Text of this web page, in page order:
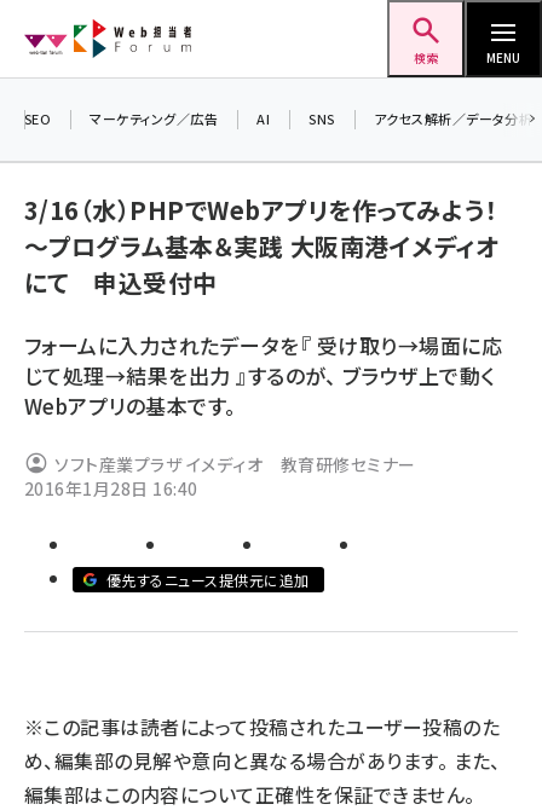
ン
検索 MENU
seo (3516)
youtube (2420)
note (2308)
セミナー (2296)
z世代 (1617)
meo (1274)
llmo (1155)
SEO マーケティング／広告 AI SNS アクセス解析／データ分析
3/16（水）PHPでWebアプリを作ってみよう！
～プログラム基本＆実践 大阪南港イメディオ
にて 申込受付中
フォームに入力されたデータを『 受け取り→場面に応
じて処理→結果を出力 』するのが、 ブラウザ上で動く
Webアプリの基本です。
ソフト産業プラザ イメディオ 教育研修セミナー
2016年1月28日 16:40
優先するニュース提供元に追加
※この記事は読者によって投稿されたユーザー投稿のた
め、編集部の見解や意向と異なる場合があります。 また、
編集部はこの内容について正確性を保証できません。